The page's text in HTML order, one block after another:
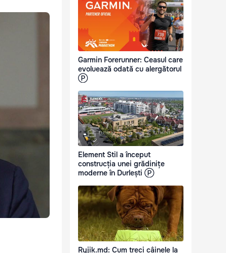
Garmin Forerunner: Ceasul care
evoluează odată cu alergătorul
Ⓟ
Element Stil a început
construcția unei grădinițe
moderne în Durlești Ⓟ
Ryjik.md: Cum treci câinele la